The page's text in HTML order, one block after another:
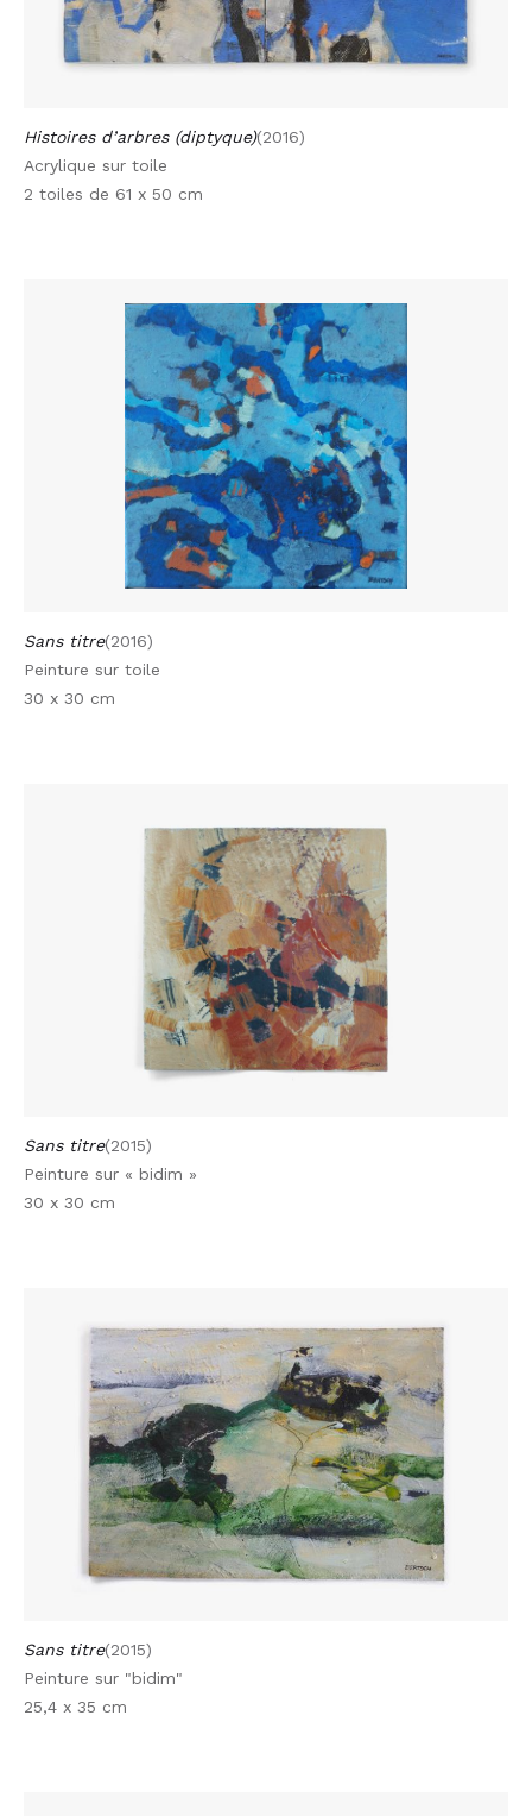
Histoires d’arbres (diptyque)(2016)
Acrylique sur toile
2 toiles de 61 x 50 cm
Sans titre(2016)
Peinture sur toile
30 x 30 cm
Sans titre(2015)
Peinture sur « bidim »
30 x 30 cm
Sans titre(2015)
Peinture sur "bidim"
25,4 x 35 cm